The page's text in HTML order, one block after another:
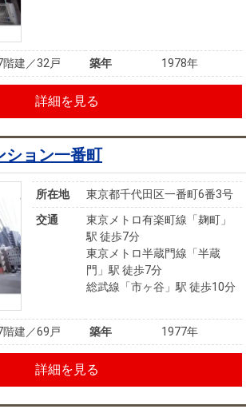
階建／32戸 築年 1978年
詳細を見る
ション一番町
所在地
東京都千代田区一番町6番3号
交通
東京メトロ有楽町線「麹町」
駅 徒歩7分
東京メトロ半蔵門線「半蔵
門」駅 徒歩7分
総武線「市ヶ谷」駅 徒歩10分
階建／69戸 築年 1977年
詳細を見る